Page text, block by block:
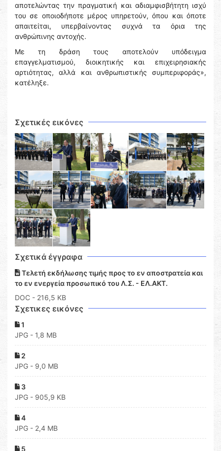
αποτελώντας την πραγματική και αδιαμφισβήτητη ισχύ
του σε οποιοδήποτε μέρος υπηρετούν, όπου και όποτε
απαιτείται, υπερβαίνοντας συχνά τα όρια της
ανθρώπινης αντοχής.
Με τη δράση τους αποτελούν υπόδειγμα
επαγγελματισμού, διοικητικής και επιχειρησιακής
αρτιότητας, αλλά και ανθρωπιστικής συμπεριφοράς»,
κατέληξε.
Σχετικές εικόνες
Σχετικά έγγραφα
Τελετή εκδήλωσης τιμής προς το εν αποστρατεία και
το εν ενεργεία προσωπικό του Λ.Σ. - ΕΛ.ΑΚΤ.
DOC - 216,5 KB
Σχετικες εικόνες
1
JPG - 1,8 MB
2
JPG - 9,0 MB
3
JPG - 905,9 KB
4
JPG - 2,4 MB
5